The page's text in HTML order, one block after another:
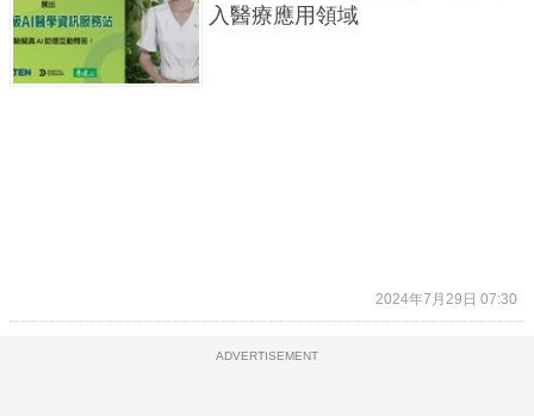
入醫療應用領域
2024年7月29日 07:30
ADVERTISEMENT